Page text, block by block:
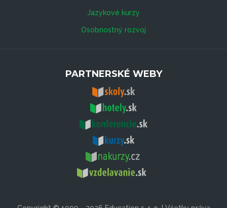
Jazykové kurzy
Osobnostný rozvoj
PARTNERSKÉ WEBY